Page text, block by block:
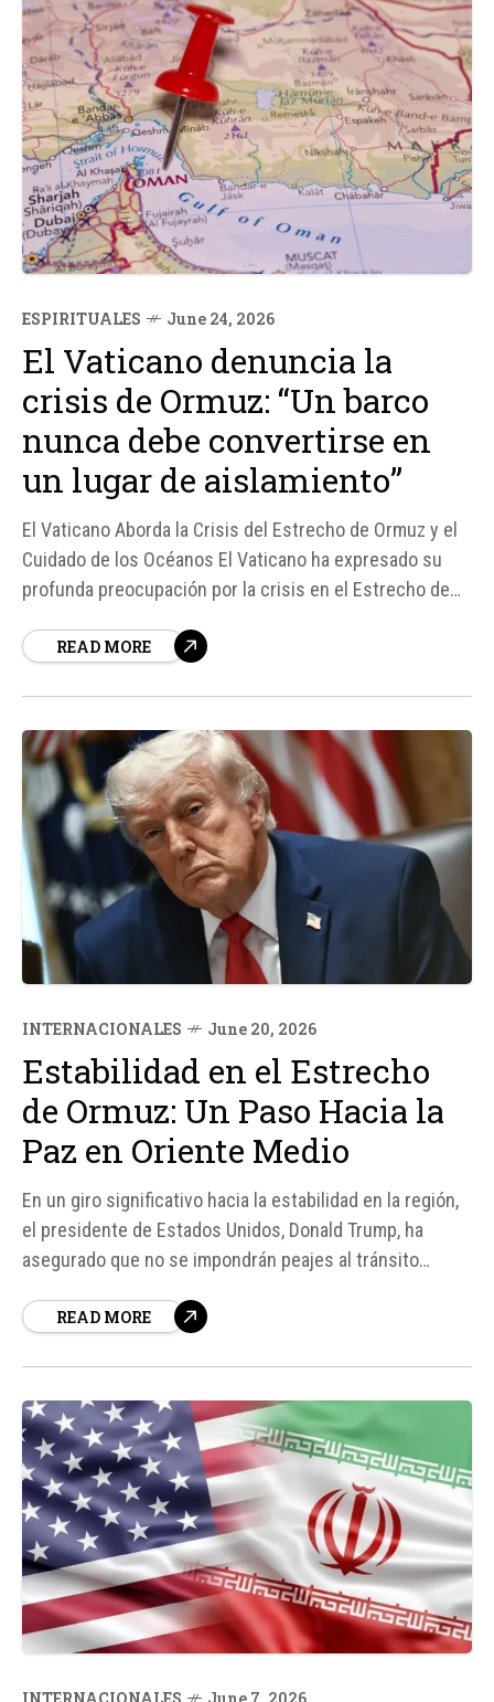
ESPIRITUALES June 24, 2026
El Vaticano denuncia la
crisis de Ormuz: “Un barco
nunca debe convertirse en
un lugar de aislamiento”
El Vaticano Aborda la Crisis del Estrecho de Ormuz y el
Cuidado de los Océanos El Vaticano ha expresado su
profunda preocupación por la crisis en el Estrecho de
atrapados durante más de cien días. Esta situación ha
READ MORE
INTERNACIONALES June 20, 2026
Estabilidad en el Estrecho
de Ormuz: Un Paso Hacia la
Paz en Oriente Medio
En un giro significativo hacia la estabilidad en la región,
el presidente de Estados Unidos, Donald Trump, ha
asegurado que no se impondrán peajes al tránsito
alto el fuego acordado entre Washington y Teherán.
READ MORE